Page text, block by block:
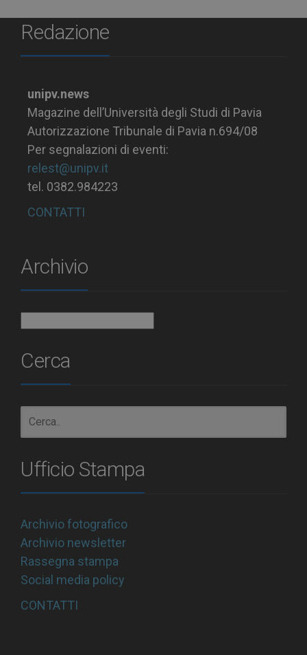
Redazione
unipv.news
Magazine dell’Università degli Studi di Pavia
Autorizzazione Tribunale di Pavia n.694/08
Per segnalazioni di eventi:
relest@unipv.it
tel. 0382.984223
CONTATTI
Archivio
Cerca
Ufficio Stampa
Archivio fotografico
Archivio newsletter
Rassegna stampa
Social media policy
CONTATTI